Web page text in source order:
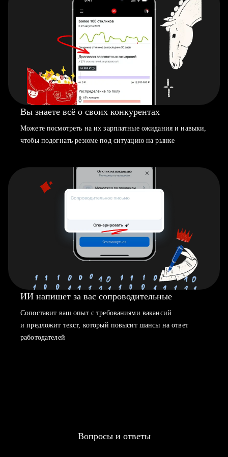
Вы знаете всё о своих конкурентах
Можете посмотреть на их зарплатные ожидания и навыки,
чтобы подогнать резюме под ситуацию на рынке
ИИ напишет за вас сопроводительные
Сопоставит ваш опыт с требованиями вакансий
и предложит текст, который повысит шансы на ответ
работодателей
Вопросы и ответы